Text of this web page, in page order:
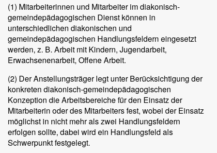
(1) Mitarbeiterinnen und Mitarbeiter im diakonisch-
gemeindepädagogischen Dienst können in
unterschiedlichen diakonischen und
gemeindepädagogischen Handlungsfeldern eingesetzt
werden, z. B. Arbeit mit Kindern, Jugendarbeit,
Erwachsenenarbeit, Offene Arbeit.
(2) Der Anstellungsträger legt unter Berücksichtigung der
konkreten diakonisch-gemeindepädagogischen
Konzeption die Arbeitsbereiche für den Einsatz der
Mitarbeiterin oder des Mitarbeiters fest, wobei der Einsatz
möglichst in nicht mehr als zwei Handlungsfeldern
erfolgen sollte, dabei wird ein Handlungsfeld als
Schwerpunkt festgelegt.